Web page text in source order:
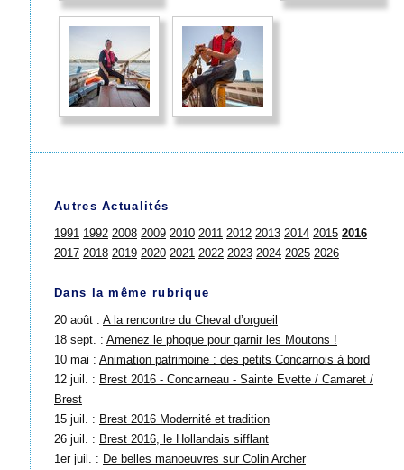
Autres Actualités
1991 1992 2008 2009 2010 2011 2012 2013 2014 2015 2016
2017 2018 2019 2020 2021 2022 2023 2024 2025 2026
Dans la même rubrique
20 août : A la rencontre du Cheval d’orgueil
18 sept. : Amenez le phoque pour garnir les Moutons !
10 mai : Animation patrimoine : des petits Concarnois à bord
12 juil. : Brest 2016 - Concarneau - Sainte Evette / Camaret /
Brest
15 juil. : Brest 2016 Modernité et tradition
26 juil. : Brest 2016, le Hollandais sifflant
1er juil. : De belles manoeuvres sur Colin Archer